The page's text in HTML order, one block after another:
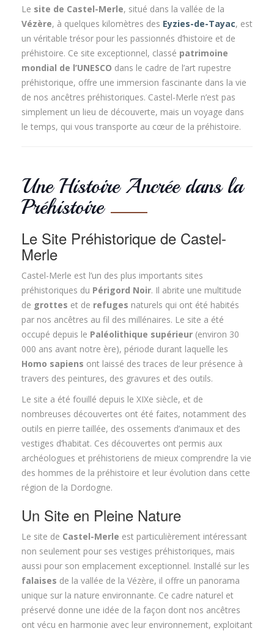
Le site de Castel-Merle, situé dans la vallée de la
Vézère, à quelques kilomètres des Eyzies-de-Tayac, est
un véritable trésor pour les passionnés d’histoire et de
préhistoire. Ce site exceptionnel, classé patrimoine
mondial de l’UNESCO dans le cadre de l’art rupestre
préhistorique, offre une immersion fascinante dans la vie
de nos ancêtres préhistoriques. Castel-Merle n’est pas
simplement un lieu de découverte, mais un voyage dans
le temps, qui vous transporte au cœur de la préhistoire.
Une Histoire Ancrée dans la
Préhistoire
Le Site Préhistorique de Castel-
Merle
Castel-Merle est l’un des plus importants sites
préhistoriques du Périgord Noir. Il abrite une multitude
de grottes et de refuges naturels qui ont été habités
par nos ancêtres au fil des millénaires. Le site a été
occupé depuis le Paléolithique supérieur (environ 30
000 ans avant notre ère), période durant laquelle les
Homo sapiens ont laissé des traces de leur présence à
travers des peintures, des gravures et des outils.
Le site a été fouillé depuis le XIXe siècle, et de
nombreuses découvertes ont été faites, notamment des
outils en pierre taillée, des ossements d’animaux et des
vestiges d’habitat. Ces découvertes ont permis aux
archéologues et préhistoriens de mieux comprendre la vie
des hommes de la préhistoire et leur évolution dans cette
région de la Dordogne.
Un Site en Pleine Nature
Le site de Castel-Merle est particulièrement intéressant
non seulement pour ses vestiges préhistoriques, mais
aussi pour son emplacement exceptionnel. Installé sur les
falaises de la vallée de la Vézère, il offre un panorama
unique sur la nature environnante. Ce cadre naturel et
préservé donne une idée de la façon dont nos ancêtres
ont vécu en harmonie avec leur environnement, exploitant